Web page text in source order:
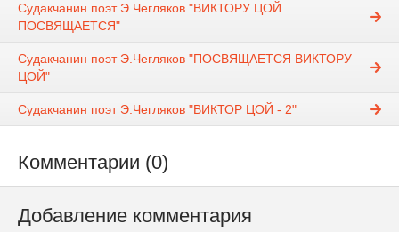
Судакчанин поэт Э.Чегляков "ВИКТОРУ ЦОЙ
ПОСВЯЩАЕТСЯ"
Судакчанин поэт Э.Чегляков "ПОСВЯЩАЕТСЯ ВИКТОРУ
ЦОЙ"
Судакчанин поэт Э.Чегляков "ВИКТОР ЦОЙ - 2"
Комментарии (0)
Добавление комментария